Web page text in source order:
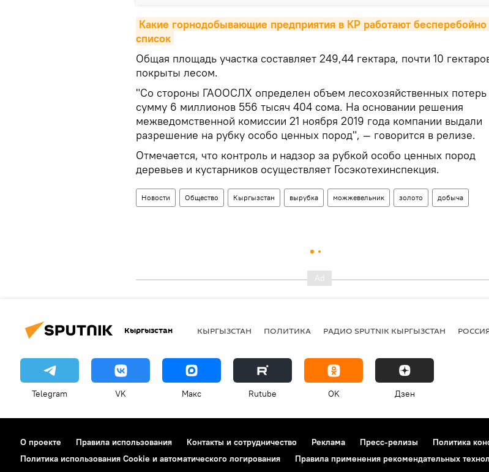
Какие горнодобывающие предприятия в КР работают
список
Общая площадь участка составляет 249,44 гектара, почти 10
покрыты лесом.
"Со стороны ГАООСЛХ определен объем лесохозяйственных потерь
сумму 6 миллионов 556 тысяч 404 сома. На основании решения
межведомственной комиссии 21 ноября 2019 года компании выдали
разрешение на рубку особо ценных пород", — говорится в релизе.
Отмечается, что контроль и надзор за рубкой особо ценных пород
деревьев и кустарников осуществляет Госэкотехинспекция.
Новости Общество Кыргызстан вырубка можжевельник золото добыча
Кыргызстан КЫРГЫЗСТАН ПОЛИТИКА РАДИО SPUTNIK КЫРГЫЗСТАН
Telegram VK Макс Rutube OK Дзен
О проекте Правила использования Контакты и сотрудничество Реклама Пресс-релизы
Политика
Политика использования Cookie и автоматического логирования
Правила применения рекомендательных